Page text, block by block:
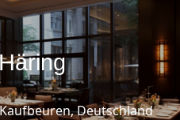
Deutschland